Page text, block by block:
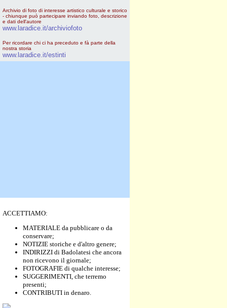
Archivio di foto di interesse artistico culturale e storico
- chiunque può partecipare inviando foto, descrizione
e dati dell'autore
www.laradice.it/archiviofoto
Per ricordare chi ci ha preceduto e fà parte della
nostra storia
www.laradice.it/estinti
ACCETTIAMO:
MATERIALE da pubblicare o da
conservare;
NOTIZIE storiche e d'altro genere;
INDIRIZZI di Badolatesi che ancora
non ricevono il giornale;
FOTOGRAFIE di qualche interesse;
SUGGERIMENTI, che terremo
presenti;
CONTRIBUTI in denaro.